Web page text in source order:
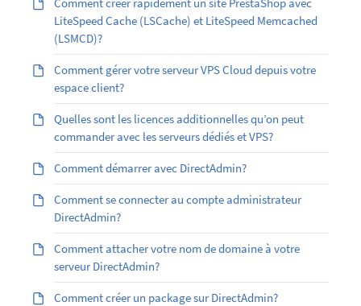
LiteSpeed Cache (LSCache) et LiteSpeed Memcached
(LSMCD)?
Comment gérer votre serveur VPS Cloud depuis votre
espace client?
Quelles sont les licences additionnelles qu’on peut
commander avec les serveurs dédiés et VPS?
Comment démarrer avec DirectAdmin?
Comment se connecter au compte administrateur
DirectAdmin?
Comment attacher votre nom de domaine à votre
serveur DirectAdmin?
Comment créer un package sur DirectAdmin?